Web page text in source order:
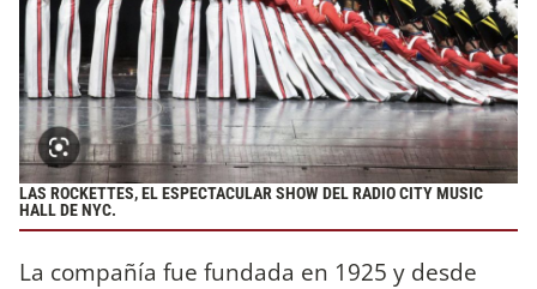
LAS ROCKETTES, EL ESPECTACULAR SHOW DEL RADIO CITY MUSIC
HALL DE NYC.
La compañía fue fundada en 1925 y desde